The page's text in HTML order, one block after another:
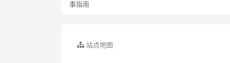
事指南
站点地图